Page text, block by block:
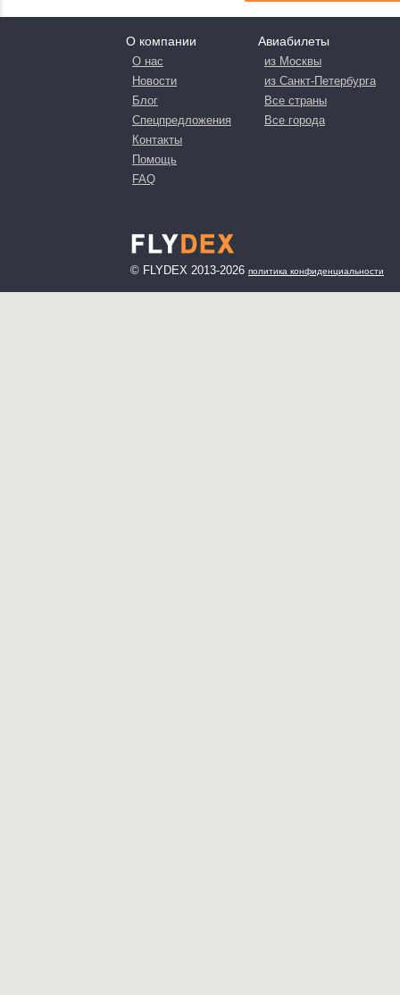
О компании
О нас
Новости
Блог
Спецпредложения
Контакты
Помощь
FAQ
Авиабилеты
из Москвы
из Санкт-Петербурга
Все страны
Все города
© FLYDEX 2013-2026 политика конфиденциальности